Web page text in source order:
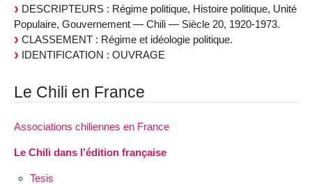
DESCRIPTEURS : Régime politique, Histoire politique, Unité
Populaire, Gouvernement — Chili — Siècle 20, 1920-1973.
CLASSEMENT : Régime et idéologie politique.
IDENTIFICATION : OUVRAGE
Le Chili en France
Associations chiliennes en France
Le Chili dans l’édition française
Tesis